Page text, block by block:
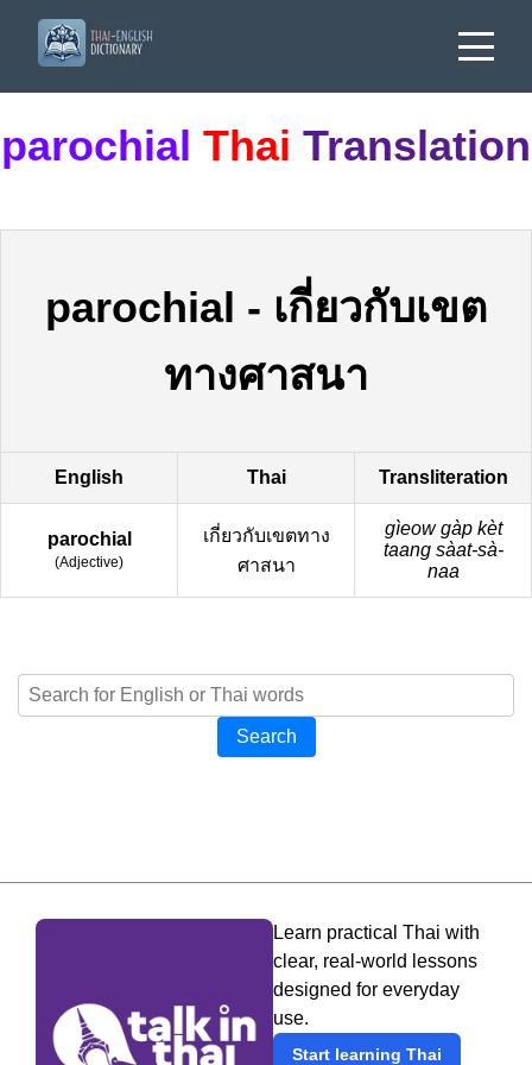
parochial Thai Translation
parochial - เกี่ยวกับเขต
ทางศาสนา
English Thai Transliteration
parochial
(Adjective)
เกี่ยวกับเขตทาง
ศาสนา
gìeow gàp kèt
taang sàat-sà-
naa
Search
Learn practical Thai with
clear, real-world lessons
designed for everyday
use.
Start learning Thai